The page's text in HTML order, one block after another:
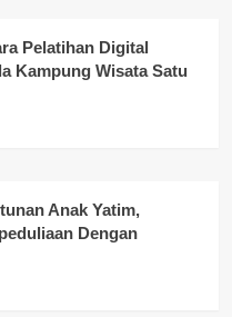
Pelatihan Digital
Kampung Wisata Satu
Anak Yatim,
Dengan